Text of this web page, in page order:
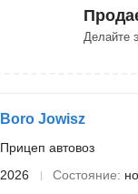
Делайте
Boro Jowisz
Прицеп автовоз
2026
Состояние